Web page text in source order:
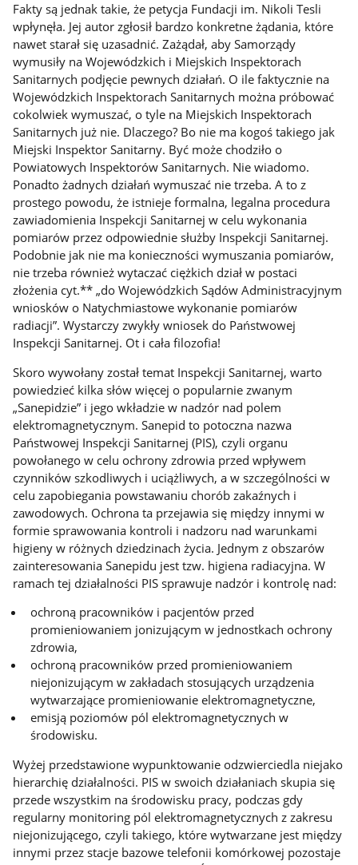
Fakty są jednak takie, że petycja Fundacji im. Nikoli Tesli
wpłynęła. Jej autor zgłosił bardzo konkretne żądania, które
nawet starał się uzasadnić. Zażądał, aby Samorządy
wymusiły na Wojewódzkich i Miejskich Inspektorach
Sanitarnych podjęcie pewnych działań. O ile faktycznie na
Wojewódzkich Inspektorach Sanitarnych można próbować
cokolwiek wymuszać, o tyle na Miejskich Inspektorach
Sanitarnych już nie. Dlaczego? Bo nie ma kogoś takiego jak
Miejski Inspektor Sanitarny. Być może chodziło o
Powiatowych Inspektorów Sanitarnych. Nie wiadomo.
Ponadto żadnych działań wymuszać nie trzeba. A to z
prostego powodu, że istnieje formalna, legalna procedura
zawiadomienia Inspekcji Sanitarnej w celu wykonania
pomiarów przez odpowiednie służby Inspekcji Sanitarnej.
Podobnie jak nie ma konieczności wymuszania pomiarów,
nie trzeba również wytaczać ciężkich dział w postaci
złożenia cyt.** „do Wojewódzkich Sądów Administracyjnym
wniosków o Natychmiastowe wykonanie pomiarów
radiacji”. Wystarczy zwykły wniosek do Państwowej
Inspekcji Sanitarnej. Ot i cała filozofia!
Skoro wywołany został temat Inspekcji Sanitarnej, warto
powiedzieć kilka słów więcej o popularnie zwanym
„Sanepidzie” i jego wkładzie w nadzór nad polem
elektromagnetycznym. Sanepid to potoczna nazwa
Państwowej Inspekcji Sanitarnej (PIS), czyli organu
powołanego w celu ochrony zdrowia przed wpływem
czynników szkodliwych i uciążliwych, a w szczególności w
celu zapobiegania powstawaniu chorób zakaźnych i
zawodowych. Ochrona ta przejawia się między innymi w
formie sprawowania kontroli i nadzoru nad warunkami
higieny w różnych dziedzinach życia. Jednym z obszarów
zainteresowania Sanepidu jest tzw. higiena radiacyjna. W
ramach tej działalności PIS sprawuje nadzór i kontrolę nad:
ochroną pracowników i pacjentów przed
promieniowaniem jonizującym w jednostkach ochrony
zdrowia,
ochroną pracowników przed promieniowaniem
niejonizującym w zakładach stosujących urządzenia
wytwarzające promieniowanie elektromagnetyczne,
emisją poziomów pól elektromagnetycznych w
środowisku.
Wyżej przedstawione wypunktowanie odzwierciedla niejako
hierarchię działalności. PIS w swoich działaniach skupia się
przede wszystkim na środowisku pracy, podczas gdy
regularny monitoring pól elektromagnetycznych z zakresu
niejonizującego, czyli takiego, które wytwarzane jest między
innymi przez stacje bazowe telefonii komórkowej pozostaje